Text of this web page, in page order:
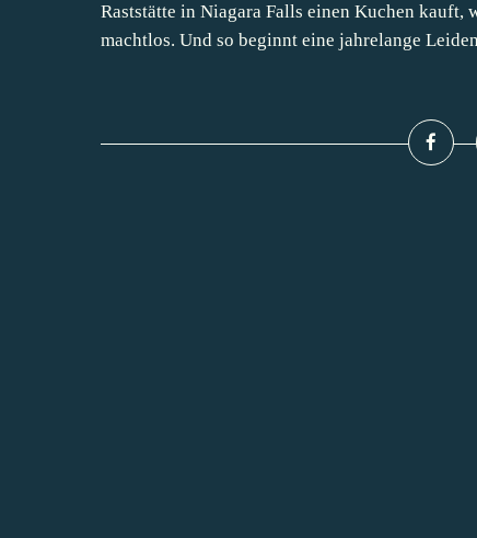
Raststätte in Niagara Falls einen Kuchen
machtlos. Und so beginnt eine jahrelange